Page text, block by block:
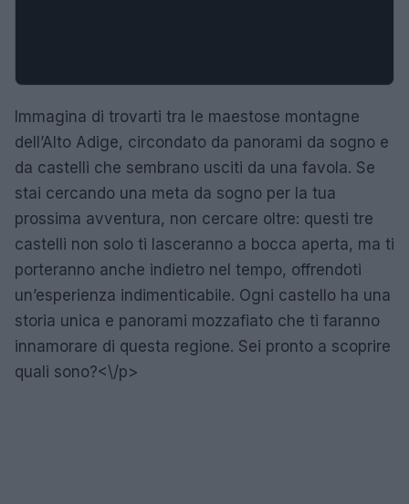
Immagina di trovarti tra le maestose montagne
dell’Alto Adige, circondato da panorami da sogno e
da castelli che sembrano usciti da una favola. Se
stai cercando una meta da sogno per la tua
prossima avventura, non cercare oltre: questi tre
castelli non solo ti lasceranno a bocca aperta, ma ti
porteranno anche indietro nel tempo, offrendoti
un’esperienza indimenticabile. Ogni castello ha una
storia unica e panorami mozzafiato che ti faranno
innamorare di questa regione. Sei pronto a scoprire
quali sono?<\/p>